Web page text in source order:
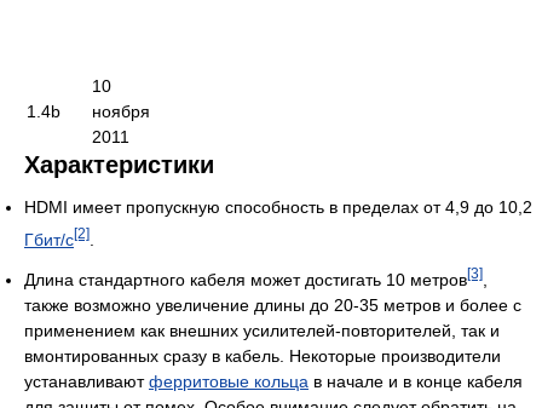
1.4b
10
ноября
2011
Характеристики
HDMI имеет пропускную способность в пределах от 4,9 до 10,2
Гбит/с[2]
Длина стандартного кабеля может достигать 10 метров[3]
также возможно увеличение длины до 20-35 метров и более с
применением как внешних усилителей-повторителей, так и
вмонтированных сразу в кабель. Некоторые производители
устанавливаютферритовые кольца в начале и в конце кабеля